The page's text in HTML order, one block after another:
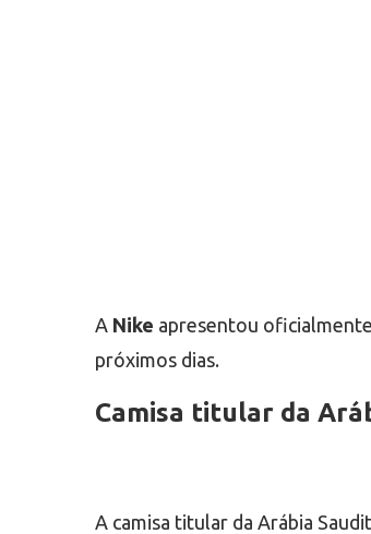
A Nike apresentou
próximos dias.
Camisa titular da
A camisa titular da Arábia